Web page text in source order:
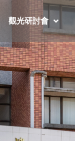
觀光研討會